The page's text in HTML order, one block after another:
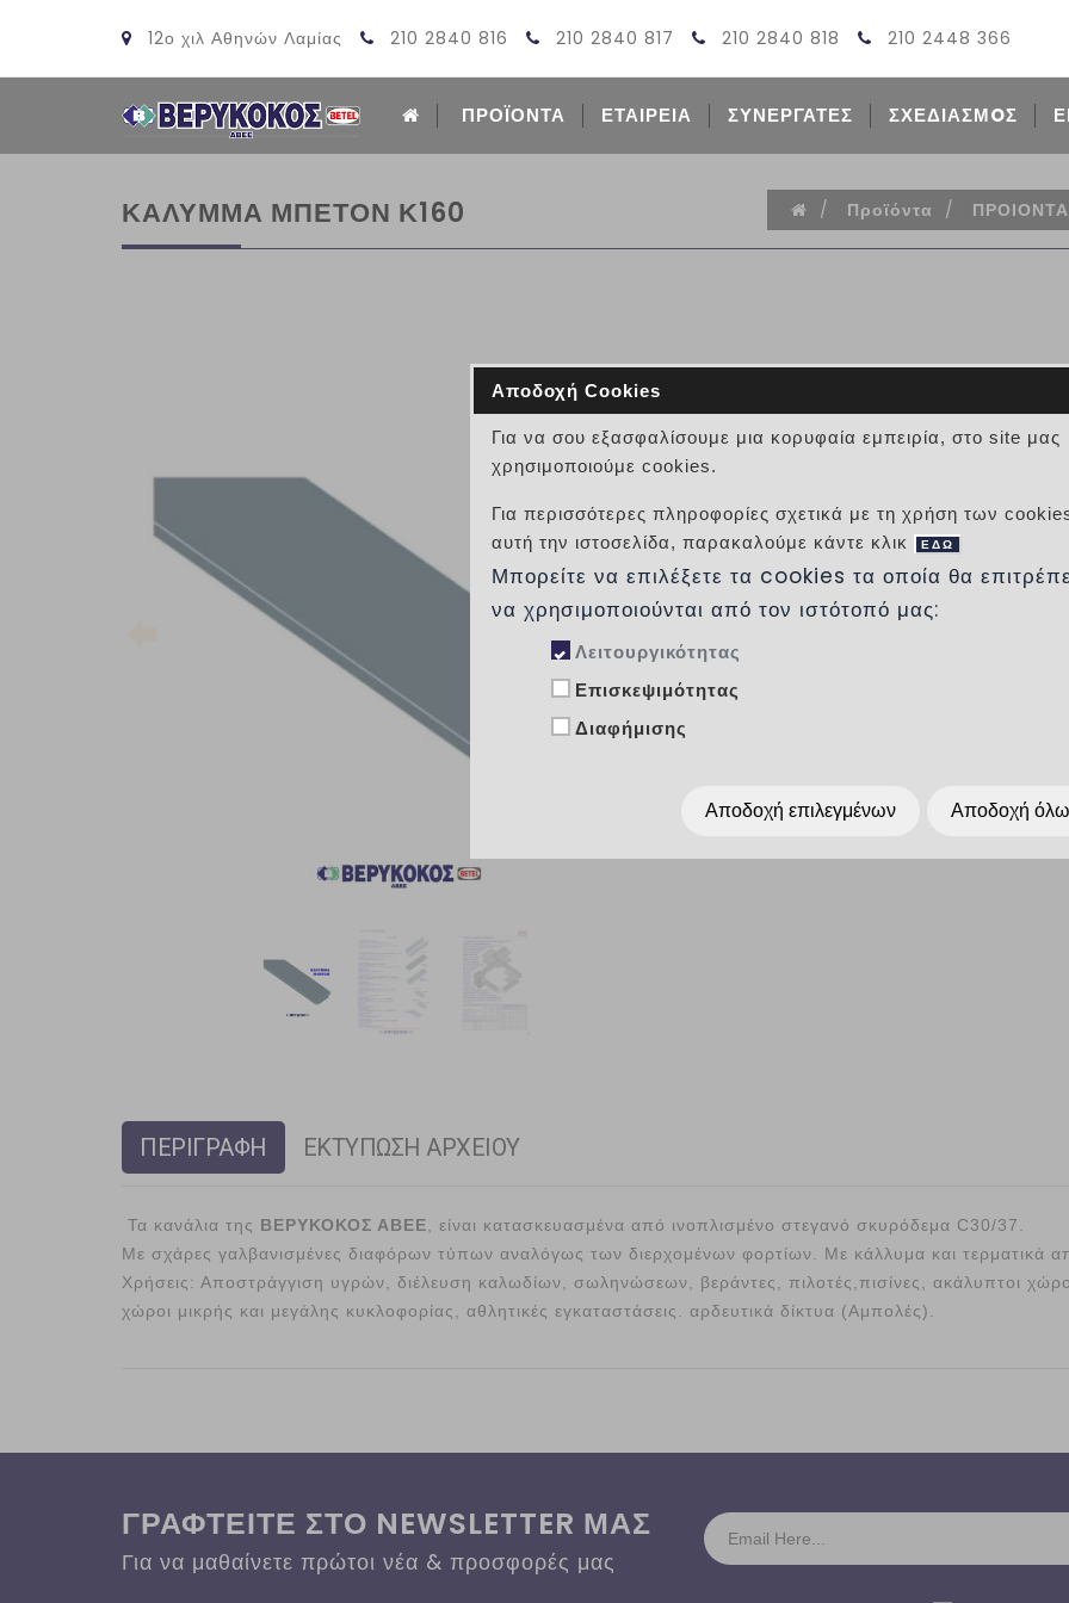
12ο χιλ Αθηνών Λαμίας 210 2840 816 210 2840 817 210 2840 818 210 2448 366
ΠΡΟΪΟΝΤΑ ΕΤΑΙΡΕΙΑ ΣΥΝΕΡΓΑΤΕΣ ΣΧΕΔΙΑΣΜOΣ
ΚΑΛΥΜΜΑ ΜΠΕΤΟΝ Κ160 / Προϊόντα /
ΚΩΔΙΚΟΣ: 11010100007 (ΚΑΝΑ014999)
Κωδικός:11ΚΑΝΑ014999
Διαστάσεις:100Χ31Χ5 εκ.
29,10 κιλά
Κατηγορία Σκυροδέματος:Ινοπλισμένο
Τεμάχια ανά παλέτα:51τεμ
Κατηγορία κυκλοφορίας:
Κοινοποίησέ το :
ΠΕΡΙΓΡΑΦΗ ΕΚΤΥΠΩΣΗ ΑΡΧΕΙΟΥ
Τα κανάλια της ΒΕΡΥΚΟΚΟΣ ΑΒΕΕ, είναι κατασκευασμένα από ινοπλισμένο στεγανό σκυρόδεμα C30/37.
Με σχάρες γαλβανισμένες διαφόρων τύπων αναλόγως των διερχομένων φορτίων. Με κάλλυμα και τερματικά
Χρήσεις: Αποστράγγιση υγρών, διέλευση καλωδίων, σωληνώσεων, βεράντες, πιλοτές,πισίνες, ακάλυπτοι
χώροι μικρής και μεγάλης κυκλοφορίας, αθλητικές εγκαταστάσεις. αρδευτικά δίκτυα (Αμπολές).
ΓΡΑΦΤΕΙΤΕ ΣΤΟ NEWSLETTER ΜΑΣ
Για να μαθαίνετε πρώτοι νέα & προσφορές μας
Αποδοχή Cookies
Για να σου εξασφαλίσουμε μια κορυφαία εμπειρία, στο site μας
χρησιμοποιούμε cookies.
Για περισσότερες πληροφορίες σχετικά με τη χρήση των
αυτή την ιστοσελίδα, παρακαλούμε κάντε κλικ
ΕΔΩ
Μπορείτε να επιλέξετε τα cookies τα οποία θα
να χρησιμοποιούνται από τον ιστότοπό μας:
Λειτουργικότητας
Επισκεψιμότητας
Διαφήμισης
Αποδοχή επιλεγμένων Αποδοχή